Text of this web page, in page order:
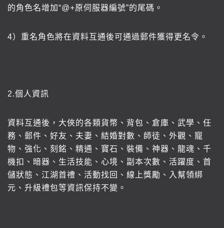
的角色名增加“@+原伺服器編號”的尾碼。
4）重名角色將在資料互通後可通過郵件獲得更名令。
2.個人資訊
資料互通後，大俠的各類貨幣、背包、倉庫、武學、任
務、郵件、好友、夫妻、結婚對數、師徒、外觀、寵
物、強化、刻銘、精通、寶石、裝備、神器、龍魂、千
機扣、暗器、生活技能、心境、副本次數、活躍度、首
儲狀態、江湖首禮、活動找回、線上獎勵、入幫領綁
元、升級禮包等資訊保持不變。